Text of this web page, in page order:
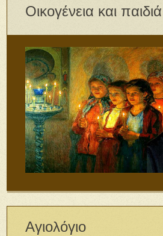
Οικογένεια και παιδιά
Αγιολόγιο